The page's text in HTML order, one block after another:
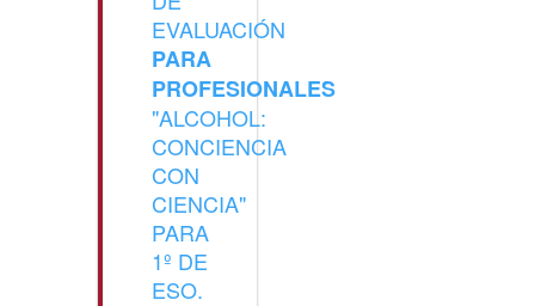
EVALUACIÓN
PARA
PROFESIONALES
"ALCOHOL:
CONCIENCIA
CON
CIENCIA"
PARA
1º DE
ESO.